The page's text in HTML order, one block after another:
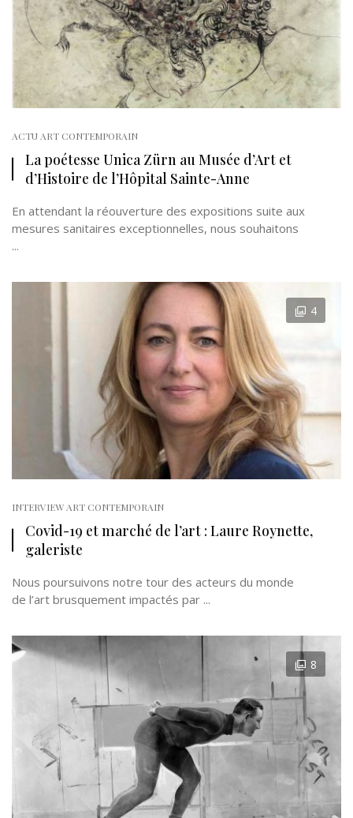
ACTU ART CONTEMPORAIN
La poétesse Unica Zürn au Musée d’Art et
d’Histoire de l’Hôpital Sainte-Anne
En attendant la réouverture des expositions suite aux
mesures sanitaires exceptionnelles, nous souhaitons
...
4
INTERVIEW ART CONTEMPORAIN
Covid-19 et marché de l’art : Laure Roynette,
galeriste
Nous poursuivons notre tour des acteurs du monde
de l’art brusquement impactés par ...
8